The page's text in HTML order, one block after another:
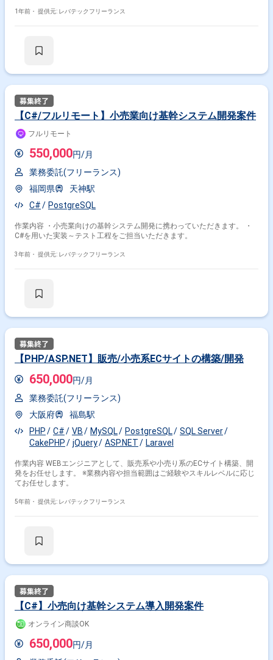
1年前・ 提供元: レバテックフリーランス
【C#/フルリモート】小売業向け基幹システム開発案件
フルリモート
550,000円/月
業務委託(フリーランス)
福岡県
天神駅
C#
PostgreSQL
作業内容 ・小売業向けの基幹システム開発に携わっていただきます。 ・
C#を用いた実装～テスト工程をご担当いただきます。
3年前・ 提供元: レバテックフリーランス
【PHP/ASP.NET】販売/小売系ECサイトの構築/開発
650,000円/月
業務委託(フリーランス)
大阪府
福島駅
PHP
C# VB MySQL PostgreSQL
SQL Server
CakePHP
jQuery ASP.NET Laravel
作業内容 WEBエンジニアとして、販売系や小売り系のECサイト構築、開
発をお任せします。 ※業務内容や担当範囲はご経験やスキルレベルに応じ
てお任せします。
5年前・ 提供元: レバテックフリーランス
【C#】小売向け基幹システム導入開発案件
オンライン商談OK
650,000円/月